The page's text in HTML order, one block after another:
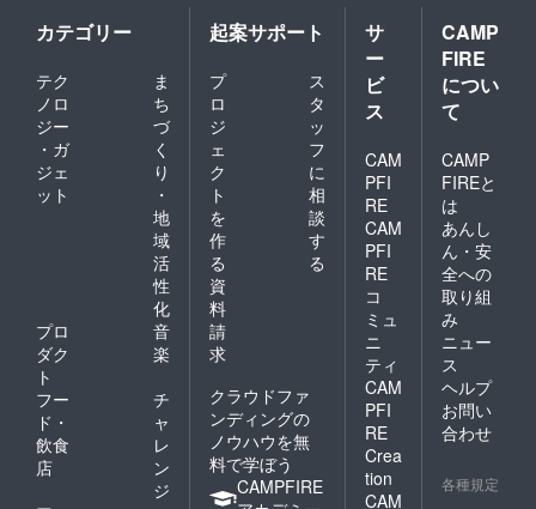
カテゴリー
テク
ノロ
ジー
・ガ
ジェ
ット
ま
ち
づ
く
り
・
地
域
活
性
化
プロ
ダク
ト
音
楽
フー
ド・
飲食
店
チ
ャ
レ
ン
ジ
起案サポート
プ
ロ
ジ
ェ
ク
ト
を
作
る
ス
タ
ッ
フ
に
相
談
す
る
資
料
請
求
クラウドファ
ンディングの
ノウハウを無
料で学ぼう
CAMPFIRE
サ
ー
ビ
ス
CAM
PFI
RE
CAM
PFI
RE
コ
ミュ
ニ
ティ
CAM
PFI
RE
Crea
tion
CAM
CAMP
FIRE
につい
て
CAMP
FIREと
は
あんし
ん・安
全への
取り組
み
ニュー
ス
ヘルプ
お問い
合わせ
各種規定